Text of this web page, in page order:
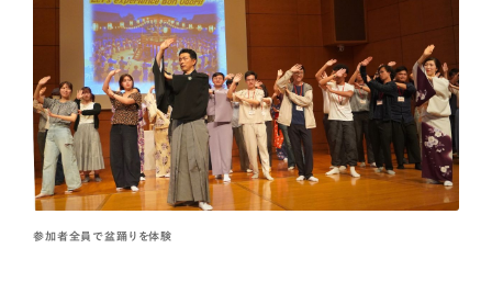
参加者全員で盆踊りを体験